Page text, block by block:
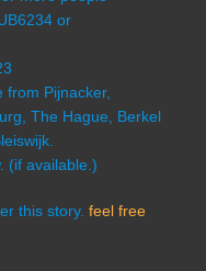
or
Pijnacker,
The Hague, Berkel
(if available.)
this story. feel free